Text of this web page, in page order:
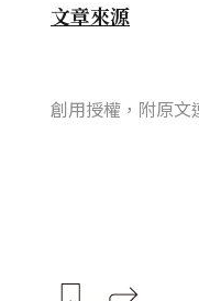
文章來源
創用授權，附原文